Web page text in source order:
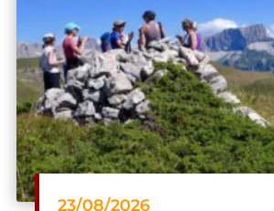
chambre 14 notamment la salle
Bonjour et merci pour ce
on nous demande plutôt de
monter mais nous tenons
ressenti. Au plaisir.
En savoir plus sur la note
Publié par maddaluno le 15-03-
Séjour "YOGA et RAQUETTE :
DE BIEN-ÊTRE"
23/08/2026